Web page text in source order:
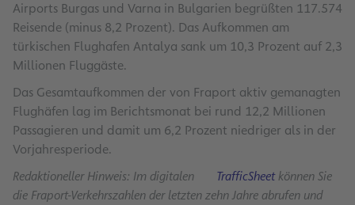
Airports Burgas und Varna in Bulgarien begrüßten 117.574
Reisende (minus 8,2 Prozent). Das Aufkommen am
türkischen Flughafen Antalya sank um 10,3 Prozent auf 2,3
Millionen Fluggäste.
Das Gesamtaufkommen der von Fraport aktiv gemanagten
Flughäfen lag im Berichtsmonat bei rund 12,2 Millionen
Passagieren und damit um 6,2 Prozent niedriger als in der
Vorjahresperiode.
Redaktioneller Hinweis: Im digitalen
TrafficSheetkönnen Sie
die Fraport-Verkehrszahlen der letzten zehn Jahre abrufen und